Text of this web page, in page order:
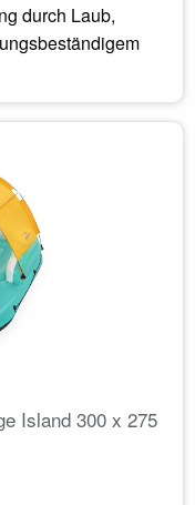
durch Laub,
Island 300 x 275